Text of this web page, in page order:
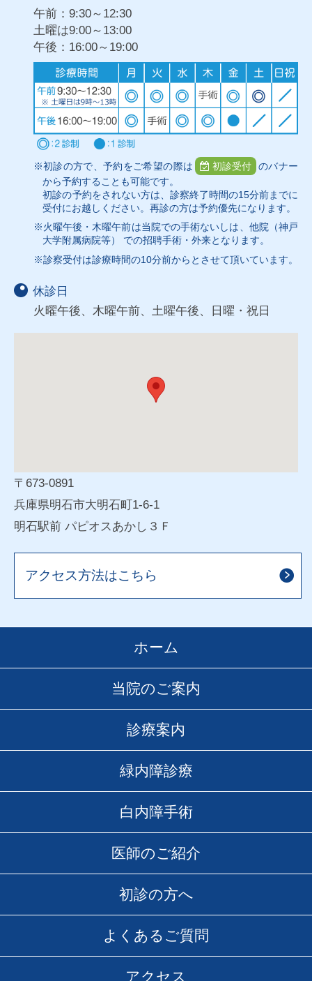
午前：9:30～12:30
土曜は9:00～13:00
午後：16:00～19:00
※初診の方で、予約をご希望の際は 初診受付
のバナー
から予約することも可能です。
初診の予約をされない方は、診察終了時間の15分前までに
受付にお越しください。再診の方は予約優先になります。
※火曜午後・木曜午前は当院での手術ないしは、他院（神戸
大学附属病院等） での招聘手術・外来となります。
※診察受付は診療時間の10分前からとさせて頂いています。
休診日
火曜午後、木曜午前、土曜午後、日曜・祝日
〒673-0891
兵庫県明石市大明石町1-6-1
明石駅前 パピオスあかし３Ｆ
アクセス方法はこちら
ホーム
当院のご案内
診療案内
緑内障診療
白内障手術
医師のご紹介
初診の方へ
よくあるご質問
アクセス